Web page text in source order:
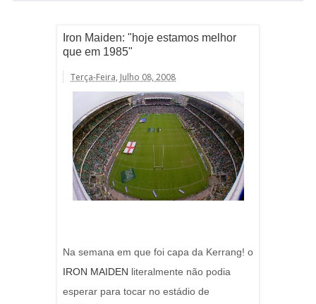
Iron Maiden: "hoje estamos melhor
que em 1985"
Terça-Feira, Julho 08, 2008
Na semana em que foi capa da Kerrang! o
IRON MAIDEN literalmente não podia
esperar para tocar no estádio de